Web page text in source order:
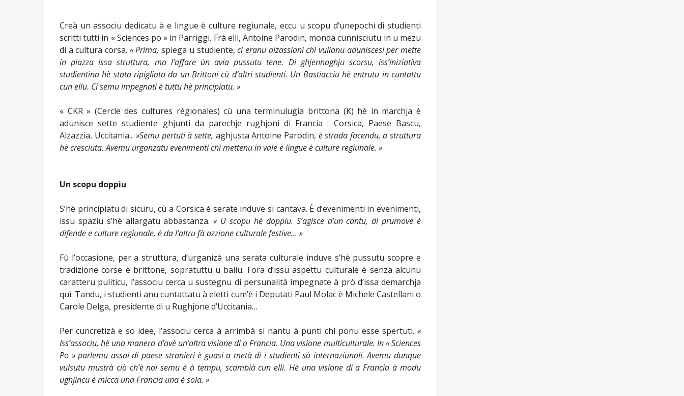
Creà un associu dedicatu à e lingue è culture regiunale, eccu u scopu d’unepochi di studienti
scritti tutti in « Sciences po » in Parriggi. Frà elli, Antoine Parodin, monda cunnisciutu in u mezu
di a cultura corsa. « Prima,spiega u studiente,ci eranu alzassiani chì vulianu aduniscesi per mette
in piazza issa struttura, ma l’affare ùn avia pussutu tene. Di ghjennaghju scorsu, iss’iniziativa
studientina hè stata ripigliata da un Brittoni cù d’altri studienti. Un Bastiacciu hè entrutu in cuntattu
cun ellu. Ci semu impegnati è tuttu hè principiatu. »
« CKR » (Cercle des cultures régionales) cù una terminulugia brittona (K) hè in marchja è
adunisce sette studiente ghjunti da parechje rughjoni di Francia : Corsica, Paese Bascu,
Alzazzia, Uccitania...»Semu pertuti à sette, aghjusta Antoine Parodin, è strada facendu, a struttura
hè cresciuta. Avemu urganzatu evenimenti chì mettenu in vale e lingue è culture regiunale. »
Un scopu doppiu
S’hè principiatu di sicuru, cù a Corsica è serate induve si cantava. È d’evenimenti in evenimenti,
issu spaziu s’hè allargatu abbastanza.« U scopu hè doppiu. S’agisce d’un cantu, di prumove è
difende e culture regiunale, è da l’altru fà azzione culturale festive... »
Fù l’occasione, per a struttura, d’urganizà una serata culturale induve s’hè pussutu scopre e
tradizione corse è brittone, sopratuttu u ballu. Fora d’issu aspettu culturale è senza alcunu
caratteru puliticu, l’associu cerca u sustegnu di persunalità impegnate à prò d’issa demarchja
quì. Tandu, i studienti anu cuntattatu à eletti cum’è i Deputati Paul Molac è Michele Castellani o
Carole Delga, presidente di u Rughjone d’Uccitania…
Per cuncretizà e so idee, l’associu cerca à arrimbà si nantu à punti chì ponu esse spertuti. «
Iss’associu, hè una manera d’avè un’altra visione di a Francia. Una visione multiculturale. In « Sciences
Po » parlemu assai di paese stranieri è guasi a metà di i studienti sò internaziunali. Avemu dunque
vulsutu mustrà ciò ch’è noi semu è à tempu, scambià cun elli. Hè una visione di a Francia à modu
ughjincu è micca una Francia una è sola. »